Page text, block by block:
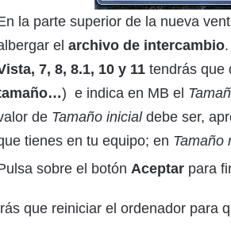
la parte superior de la nueva
el archivo de intercambio
7, 8, 8.1, 10 y 11 tendrás que
) e indica en MB el
de Tamaño inicialdebe ser,
tienes en tu equipo; en Tamaño
sobre el botón Aceptar para
que reiniciar el ordenador para